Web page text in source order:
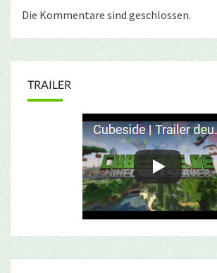
Die Kommentare sind geschlossen.
TRAILER